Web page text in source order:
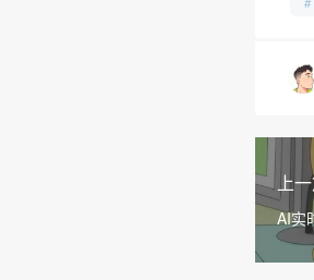
上
AI实